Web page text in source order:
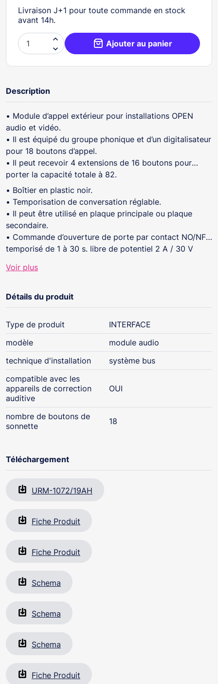
Livraison J+1 pour toute commande en stock
avant 14h.

 Ajouter au panier
Description
• Module d’appel extérieur pour installations OPEN
audio et vidéo.
• Il est équipé du groupe phonique et d’un digitalisateur
pour 18 boutons d’appel.
• Il peut recevoir 4 extensions de 16 boutons pour
porter la capacité totale à 82.
• Boîtier en plastic noir.
• Temporisation de conversation réglable.
• Il peut être utilisé en plaque principale ou plaque
secondaire.
• Commande d’ouverture de porte par contact NO/NF
temporisé de 1 à 30 s. libre de potentiel 2 A / 30 V
• Dimensions (H x L x P) : 78,6 x 129 x 25 mm.
loi accessibilité, assembler les modules
1072/5+1072/5H.
Voir plus
Détails du produit
Type de produit
INTERFACE
modèle
module audio
technique d'installation
système bus
compatible avec les
appareils de correction
auditive
OUI
nombre de boutons de
sonnette
18
Téléchargement
URM-1072/19AH
Fiche Produit
Fiche Produit
Schema
Schema
Schema
Fiche Produit